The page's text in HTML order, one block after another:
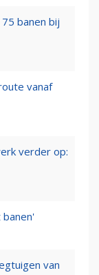
banen bij
vanaf
verder op:
van